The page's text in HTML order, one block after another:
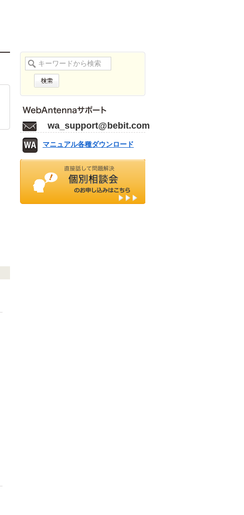
wa_support@bebit.com
マニュアル各種ダウンロード